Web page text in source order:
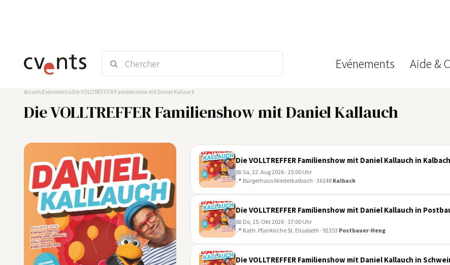
Evénements Aide &
Accueil Evénements Die VOLLTREFFER Familienshow mit Daniel Kallauch
Die VOLLTREFFER Familienshow mit Daniel Kallauch
22
AUG
Die VOLLTREFFER Familienshow mit Daniel Kallauch in Kalbach
📅 Sa, 22. Aug 2026 · 15:00 Uhr
📍 Bürgerhaus Niederkalbach · 36148 Kalbach
15
OKT
Die VOLLTREFFER Familienshow mit Daniel Kallauch in
📅 Do, 15. Okt 2026 · 17:00 Uhr
📍 Kath. Pfarrkirche St. Elisabeth · 92353 Postbauer-Heng
Die VOLLTREFFER Familienshow mit Daniel Kallauch in